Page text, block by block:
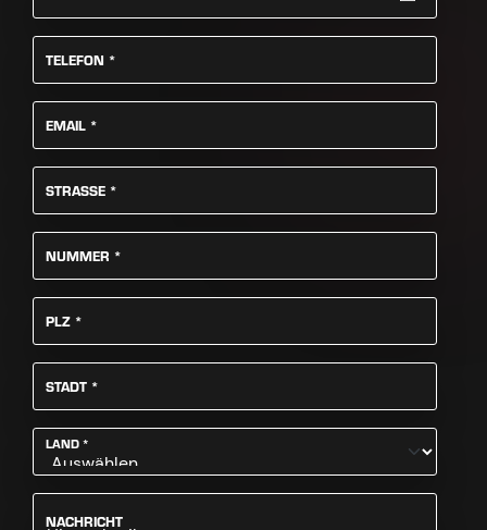
TELEFON *
EMAIL *
STRASSE *
NUMMER *
PLZ *
STADT *
LAND*
NACHRICHT